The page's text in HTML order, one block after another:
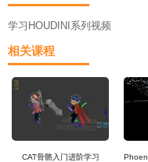
学习HOUDINI系列视频
相关课程
CAT骨骼入门进阶学习